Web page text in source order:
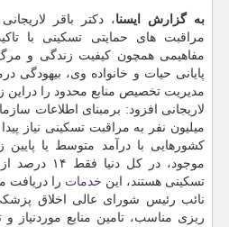
به گزارش ایسنا، دکتر باقر
مراقبت های حمایتی تسکینی با
مفاهیمی همچون کیفیت زندگی و
پایانی حیات و خانواده وی، بیهودگی
مدیریت تخصیص منابع محدود را دراین
کشورهایی با درآمد متوسط یا
موجود، در کل
تسکینی هستند، این خدمات را دریافت
نائب رئیس شورای عالی اخلاق
ریزی مناسب، تامین منابع موردنیاز و